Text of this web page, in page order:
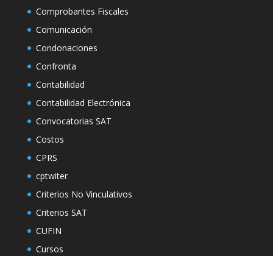
Comprobantes Fiscales
Comunicación
Condonaciones
Confronta
Contabilidad
Contabilidad Electrónica
Convocatorias SAT
Costos
CPRS
cptwiter
Criterios No Vinculativos
Criterios SAT
CUFIN
Cursos